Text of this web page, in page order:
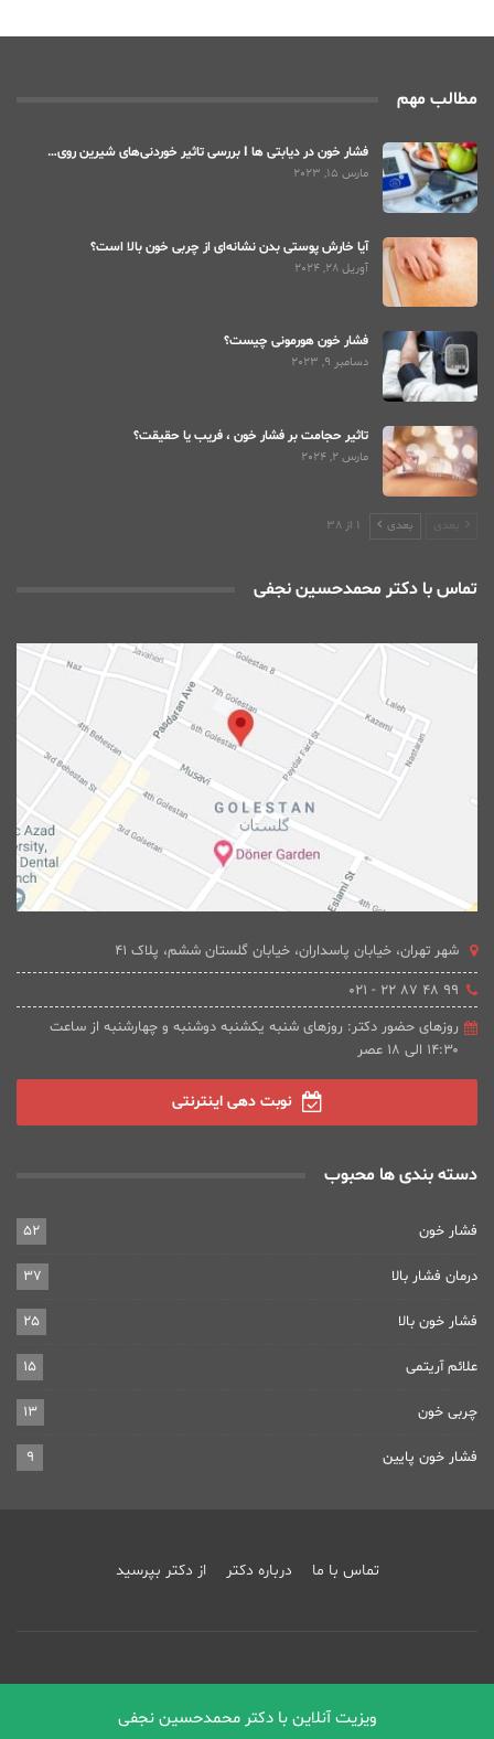
ویزیت آنلاین با دکتر محمدحسین نجفی
مطالب مهم
فشار خون در دیابتی ها I بررسی تاثیر خوردنی‌های شیرین روی…
مارس 15, 2023
آیا خارش پوستی بدن نشانه‌ای از چربی خون بالا است؟
آوریل 28, 2024
فشار خون هورمونی چیست؟
دسامبر 9, 2023
تاثیر حجامت بر فشار خون ، فریب یا حقیقت؟
مارس 2, 2024
بعدی بعدی 1 از 38
تماس با دکتر محمدحسین نجفی
شهر تهران، خیابان پاسداران، خیابان گلستان ششم، پلاک 41
۹۹ ۴۸ ۸۷ ۲۲ - ۰۲۱
روزهای حضور دکتر: روزهای شنبه یکشنبه دوشنبه و چهارشنبه از ساعت
۱۴:۳۰ الی ۱۸ عصر
نوبت دهی اینترنتی
دسته بندی ها محبوب
فشار خون 52
درمان فشار بالا 37
فشار خون بالا 25
علائم آریتمی 15
چربی خون 13
فشار خون پایین 9
تماس با ما درباره دکتر از دکتر بپرسید